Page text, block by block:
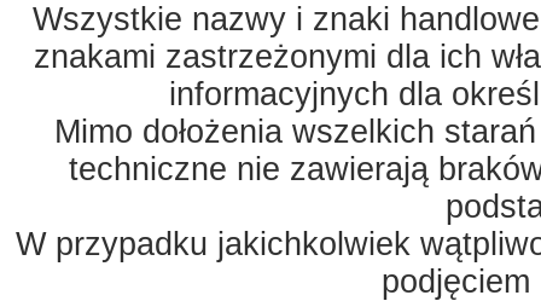
Wszystkie nazwy i znaki
znakami zastrzeżonymi dla ich
informacyjnych dla
Mimo dołożenia wszelkich
techniczne nie zawierają
W przypadku jakichkolwiek